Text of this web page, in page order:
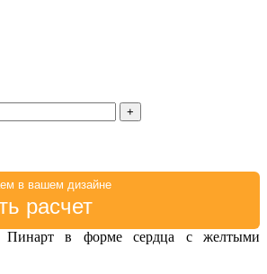
+
в вашем дизайне
расчет
Пинарт в форме сердца с желтыми